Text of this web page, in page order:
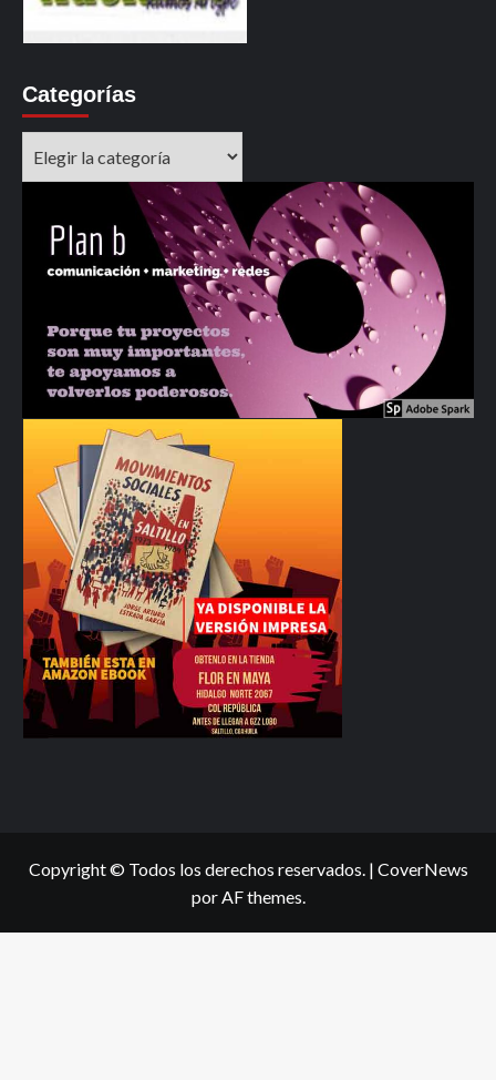
Categorías
Copyright © Todos los derechos reservados. | CoverNews
por AF themes.